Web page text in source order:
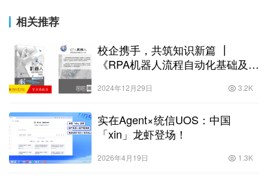
相关推荐
校企携手，共筑知识新篇 ┃
《RPA机器人流程自动化基础及应
2024年12月29日 3.2K
实在Agent×统信UOS：中国
「xin」龙虾登场！
2026年4月19日 1.3K